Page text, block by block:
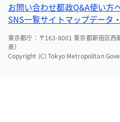
お問い合わせ都政Q&A使い方
SNS一覧サイトマップデータ
東京都庁：〒163-8001 東京都新宿区
表）
Copyright (C) Tokyo Metropolitan